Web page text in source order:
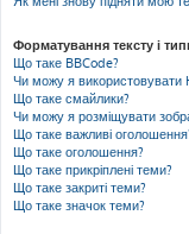
Форматування тексту і
Що таке BBCode?
Чи можу я використовувати
Що таке смайлики?
Чи можу я розміщувати
Що таке важливі
Що таке оголошення?
Що таке прикріплені теми?
Що таке закриті теми?
Що таке значок теми?